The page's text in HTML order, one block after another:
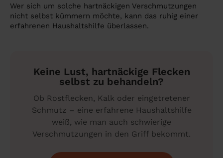
Wer sich um solche hartnäckigen Verschmutzungen
nicht selbst kümmern möchte, kann das ruhig einer
erfahrenen Haushaltshilfe überlassen.
Keine Lust, hartnäckige Flecken
selbst zu behandeln?
Ob Rostflecken, Kalk oder eingetretener
Schmutz – eine erfahrene Haushaltshilfe
weiß, wie man auch schwierige
Verschmutzungen in den Griff bekommt.